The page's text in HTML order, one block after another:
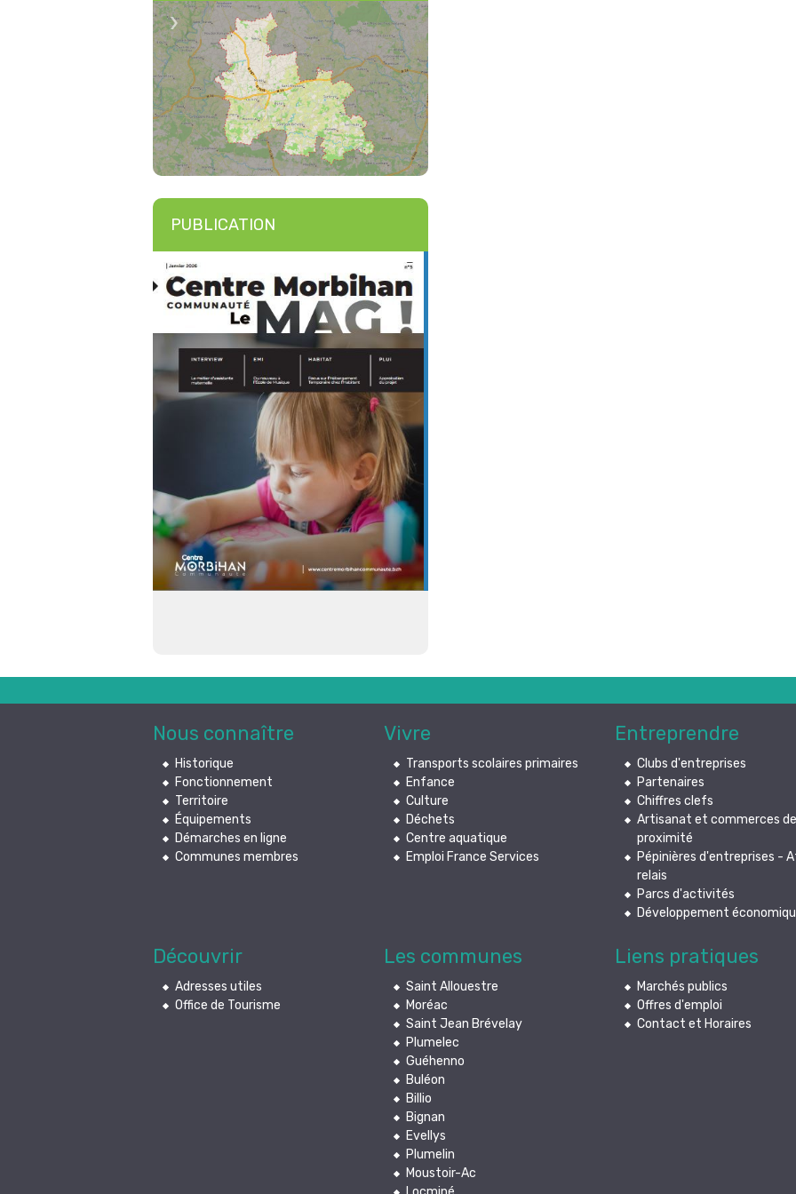
PUBLICATION
Nous connaître
Historique
Fonctionnement
Territoire
Équipements
Démarches en ligne
Communes membres
Vivre
Transports scolaires primaires
Enfance
Culture
Déchets
Centre aquatique
Emploi France Services
Entreprendre
Clubs d'entreprises
Partenaires
Chiffres clefs
Artisanat et commerces de
proximité
Pépinières d'entreprises -
relais
Parcs d'activités
Développement
Découvrir
Adresses utiles
Office de Tourisme
Les communes
Saint Allouestre
Moréac
Saint Jean Brévelay
Plumelec
Guéhenno
Buléon
Billio
Bignan
Evellys
Plumelin
Moustoir-Ac
Liens pratiques
Marchés publics
Offres d'emploi
Contact et Horaires